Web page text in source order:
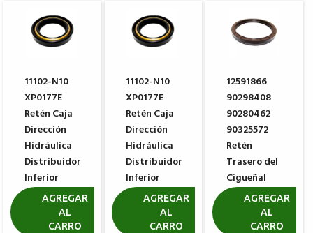
11102-N10
XP0177E
Retén Caja
Dirección
Hidráulica
Distribuidor
Inferior
KOYO
PEUGEOT
AGREGAR
AL
CARRO
11102-N10
XP0177E
Retén Caja
Dirección
Hidráulica
Distribuidor
Inferior
KOYO
PEUGEOT
AGREGAR
AL
CARRO
12591866
90298408
90280462
90325572
Retén
Trasero del
Cigueñal
GM
R$ 100,55
AGREGAR
AL
CARRO